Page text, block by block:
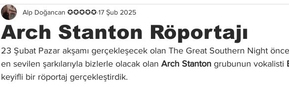
Konserler İncelemeler
Arch Stanton Röportajı
Alp Doğancan ✪✪✪✪✪ 17 Şub 2025
23 Şubat Pazar akşamı gerçekleşecek olan The Great Southern Night
en sevilen şarkılarıyla bizlerle olacak olan Arch Stanton grubunun vokalisti
keyifli bir röportaj gerçekleştirdik.